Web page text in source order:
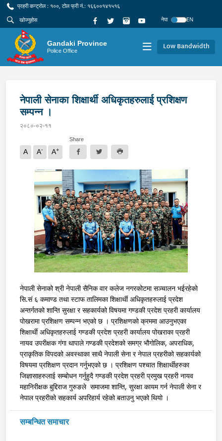
प्रहरी कन्ट्रोल : १००, टोल फ्री नं.: १६६००१४१५१६
नेपा
EN
Gandaki Province
Police Office Low Bandwidth
नेपाली सेनाका शिक्षार्थी अधिकृतहरुलाई प्रशिक्षण
सम्पन्न ।
२०८०-०२-११
A A- A+
Share
नेपाली सेनाको श्री नेपाली सैनिक वार कलेज नगरकोटमा सञ्चालन भईरहेको
सि.सं ६ कमाण्ड तथा स्टाफ तालिमका शिक्षार्थी अधिकृतहरुलाई प्रदेश
अन्तर्गतको शान्ति सुरक्षा र सहकार्यको विषयमा गण्डकी प्रदेश प्रहरी कार्यालय
पोखरामा प्रशिक्षण सम्पन्न भएको छ । प्रशिक्षणको क्रममा आउनुभएका
शिक्षार्थी अधिकृतहरुलाई गण्डकी प्रदेश प्रहरी कार्यालय पोखराका प्रहरी
नायव उपरीक्षक गंगा थापाले गण्डकी प्रदेशको समग्र भौगोलिक, अपराधिक,
प्राकृतिक विपदको अवस्थाका साथै नेपाली सेना र नेपाल प्रहरीको सहकार्यको
विषयमा प्रशिक्षण प्रदान गर्नुभएको छ । प्रशिक्षण पश्चात शिक्षार्थीहरुका
जिज्ञासाहरुलाई सम्बोधन गर्नुहुदै गण्डकी प्रदेश प्रहरी प्रमुख प्रहरी नायव
महानिरीक्षक बुद्दिराज गुरुङले  समाजमा शान्ति, सुरक्षा कायम गर्न नेपाली सेना र
नेपाल प्रहरीको सहकार्य अपरिहार्य रहेको बताउनु भएको थियो ।
सम्बन्धित समाचार